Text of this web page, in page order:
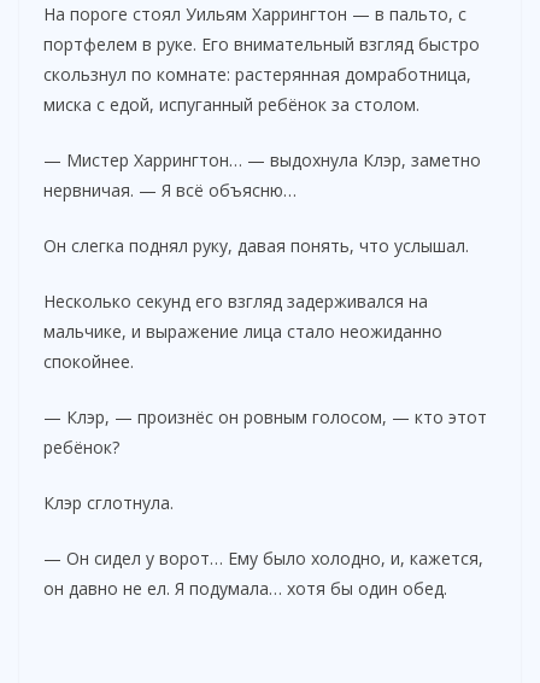
На пороге стоял Уильям Харрингтон — в пальто, с
портфелем в руке. Его внимательный взгляд быстро
скользнул по комнате: растерянная домработница,
миска с едой, испуганный ребёнок за столом.
— Мистер Харрингтон… — выдохнула Клэр, заметно
нервничая. — Я всё объясню…
Он слегка поднял руку, давая понять, что услышал.
Несколько секунд его взгляд задерживался на
мальчике, и выражение лица стало неожиданно
спокойнее.
— Клэр, — произнёс он ровным голосом, — кто этот
ребёнок?
Клэр сглотнула.
— Он сидел у ворот… Ему было холодно, и, кажется,
он давно не ел. Я подумала… хотя бы один обед.